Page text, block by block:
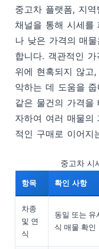
중고차 플랫폼, 지
채널을 통해 시세를
나 낮은 가격의 매
합니다. 객관적인
위에 현혹되지 않고
악하는 데 도움을
같은 물건의 가격을
자하여 여러 매물의
적인 구매로 이어지
중고차 시
항목 확인 사항
차종
및 연
식
동일 또는 유
식 매물 확인